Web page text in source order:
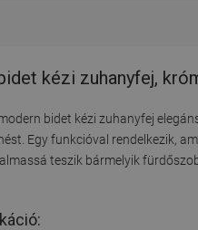
kézi zuhanyfej,
bidet kézi zuhanyfej
Egy funkcióval rendelkezik,
teszik bármelyik